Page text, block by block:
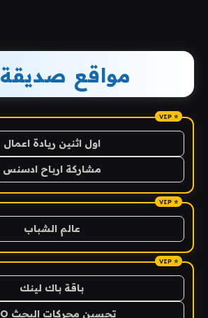
مواقع صديقة
اول اثنين ريادة اعمال
مشاركة ارباح ادسنس
عالم الشباب
باقة باك لينك
تحسين محركات البحث SEO